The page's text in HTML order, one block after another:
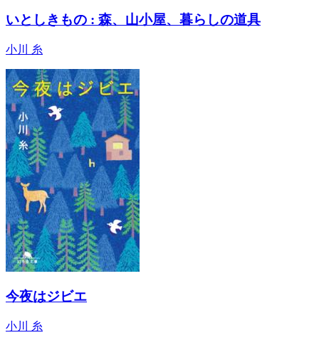
いとしきもの : 森、山小屋、暮らしの道具
小川 糸
今夜はジビエ
小川 糸